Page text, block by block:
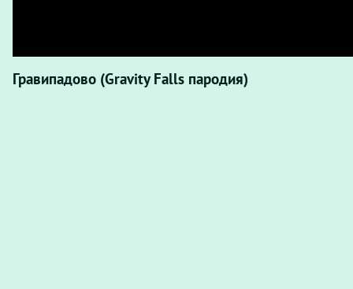
Гравипадово (Gravity Falls пародия)